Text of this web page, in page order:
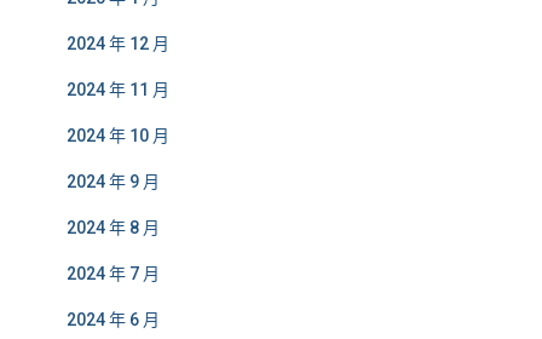
2024 年 12 月
2024 年 11 月
2024 年 10 月
2024 年 9 月
2024 年 8 月
2024 年 7 月
2024 年 6 月